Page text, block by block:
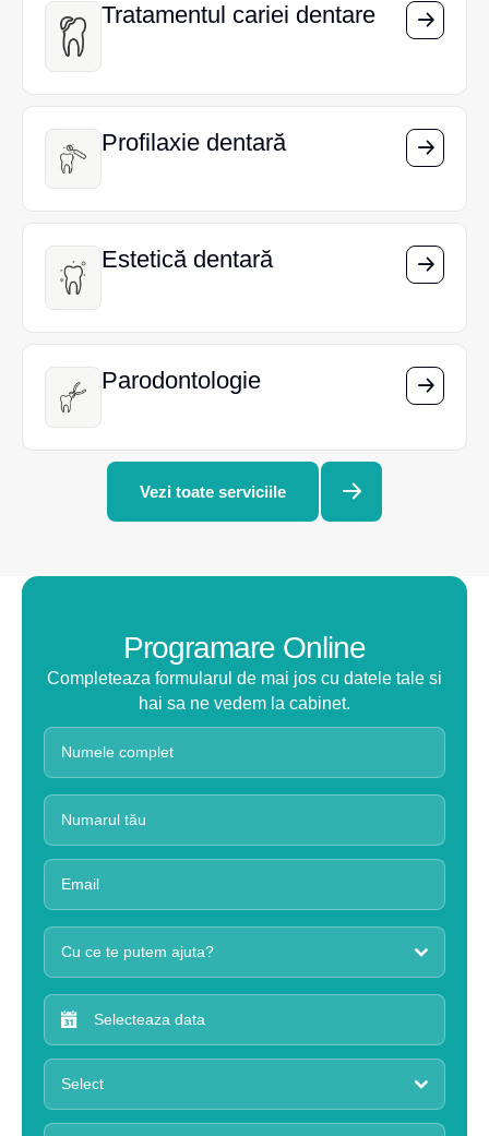
Tratamentul cariei dentare
Tratamentul cariei dentare
Profilaxie dentară
Profilaxie dentară
Estetică dentară
Estetică dentară
Parodontologie
Parodontologie
Vezi toate serviciile
Programare Online
Completeaza formularul de mai jos cu datele tale si
hai sa ne vedem la cabinet.
Cu ce te putem ajuta?
Select